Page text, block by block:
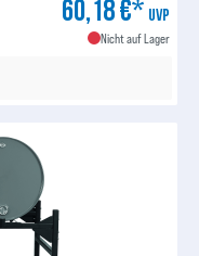
60,18 €* UVP
Nicht auf Lager